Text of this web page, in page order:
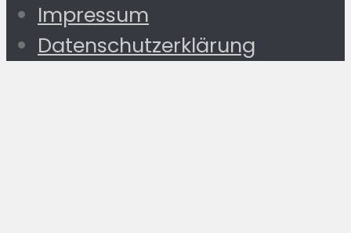
Impressum
Datenschutzerklärung